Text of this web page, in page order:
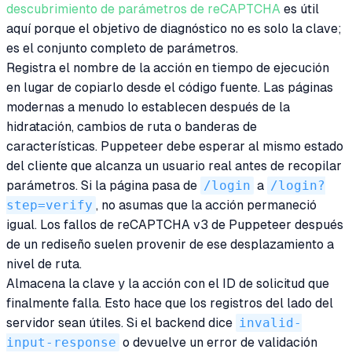
descubrimiento de parámetros de reCAPTCHA es útil
aquí porque el objetivo de diagnóstico no es solo la clave;
es el conjunto completo de parámetros.
Registra el nombre de la acción en tiempo de ejecución
en lugar de copiarlo desde el código fuente. Las páginas
modernas a menudo lo establecen después de la
hidratación, cambios de ruta o banderas de
características. Puppeteer debe esperar al mismo estado
del cliente que alcanza un usuario real antes de recopilar
parámetros. Si la página pasa de /login a /login?
step=verify , no asumas que la acción permaneció
igual. Los fallos de reCAPTCHA v3 de Puppeteer después
de un rediseño suelen provenir de ese desplazamiento a
nivel de ruta.
Almacena la clave y la acción con el ID de solicitud que
finalmente falla. Esto hace que los registros del lado del
servidor sean útiles. Si el backend dice invalid-
input-response o devuelve un error de validación